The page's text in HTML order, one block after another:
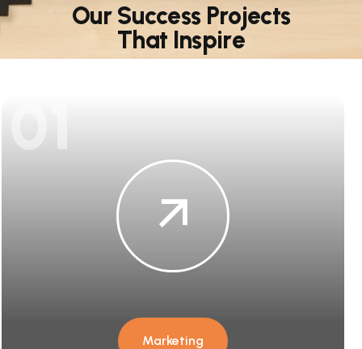
Our Success Projects
That Inspire
01
Marketing